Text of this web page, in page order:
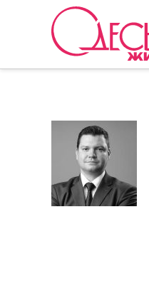
Перейти к содержанию